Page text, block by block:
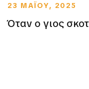
23 ΜΑΪΟΥ, 2025
Όταν ο γιος